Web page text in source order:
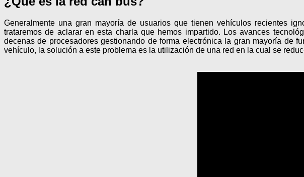
Generalmente una gran mayoría de usuarios que tienen vehículos recientes
trataremos de aclarar en esta charla que hemos impartido. Los avances
decenas de procesadores gestionando de forma electrónica la gran mayoría de
vehículo, la solución a este problema es la utilización de una red en la cual se